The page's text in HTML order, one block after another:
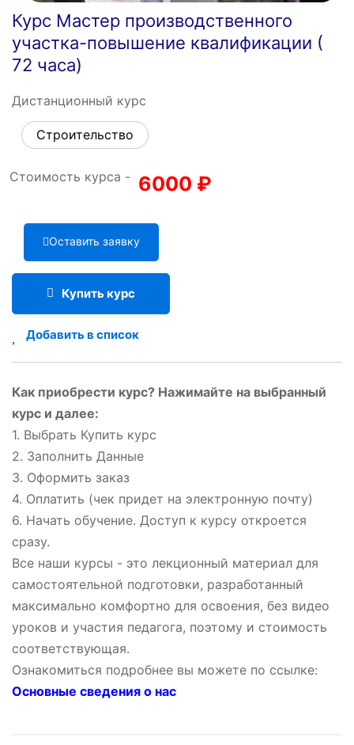
Курс Мастер производственного
участка-повышение квалификации (
72 часа)
Дистанционный курс
Строительство
Стоимость курса - 6000 ₽
Оставить заявку
Купить курс
Добавить в список
Как приобрести курс? Нажимайте на выбранный
курс и далее:
1. Выбрать Купить курс
2. Заполнить Данные
3. Оформить заказ
4. Оплатить (чек придет на электронную почту)
6. Начать обучение. Доступ к курсу откроется
сразу.
Все наши курсы - это лекционный материал для
самостоятельной подготовки, разработанный
максимально комфортно для освоения, без видео
уроков и участия педагога, поэтому и стоимость
соответствующая.
Ознакомиться подробнее вы можете по ссылке:
Основные сведения о нас